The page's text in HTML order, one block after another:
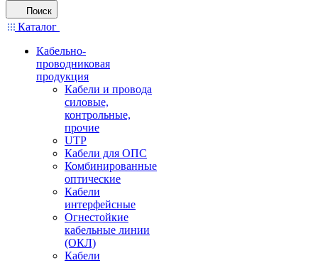
Поиск
Каталог
Кабельно-
проводниковая
продукция
Кабели и провода
силовые,
контрольные,
прочие
UTP
Кабели для ОПС
Комбинированные
оптические
Кабели
интерфейсные
Огнестойкие
кабельные линии
(ОКЛ)
Кабели